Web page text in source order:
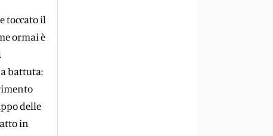
toccato il
ormai è
battuta:
delle
in